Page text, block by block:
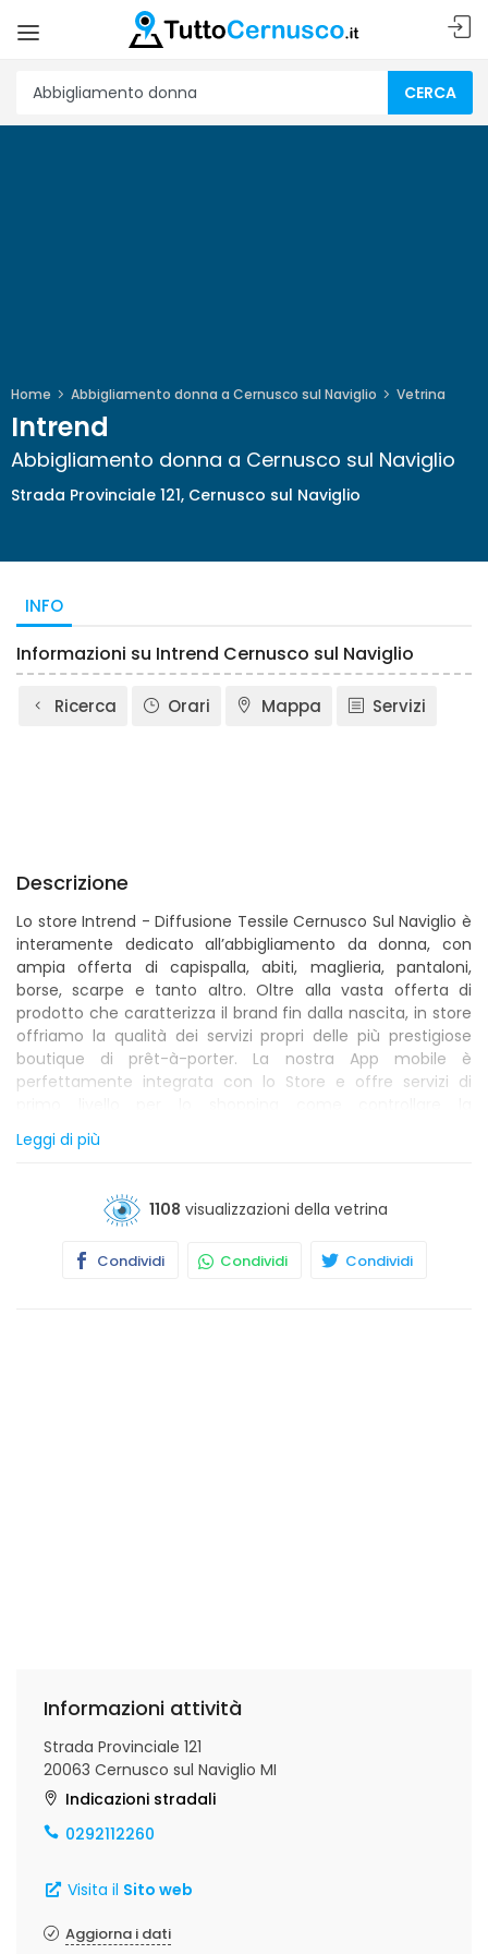
CERCA
Home Abbigliamento donna a Cernusco sul Naviglio Vetrina
Intrend
Abbigliamento donna a Cernusco sul Naviglio
Strada Provinciale 121, Cernusco sul Naviglio
INFO
Informazioni su Intrend Cernusco sul Naviglio
Ricerca Orari Mappa Servizi
Descrizione
Lo store Intrend - Diffusione Tessile Cernusco Sul Naviglio è
interamente dedicato all’abbigliamento da donna, con
ampia offerta di capispalla, abiti, maglieria, pantaloni,
borse, scarpe e tanto altro. Oltre alla vasta offerta di
prodotto che caratterizza il brand fin dalla nascita, in store
offriamo la qualità dei servizi propri delle più prestigiose
boutique di prêt-à-porter. La nostra App mobile è
perfettamente integrata con lo Store e offre servizi di
disponibilità di un capo in Store e richiedere direttamente
dall’app la possibilità di ritirarlo presso lo spazio riservato, o
direttamente il barcode.
Leggi di più
1108 visualizzazioni della vetrina
Condividi Condividi Condividi
Informazioni attività
Strada Provinciale 121
20063 Cernusco sul Naviglio MI
Indicazioni stradali
0292112260
Visita il Sito web
Aggiorna i dati